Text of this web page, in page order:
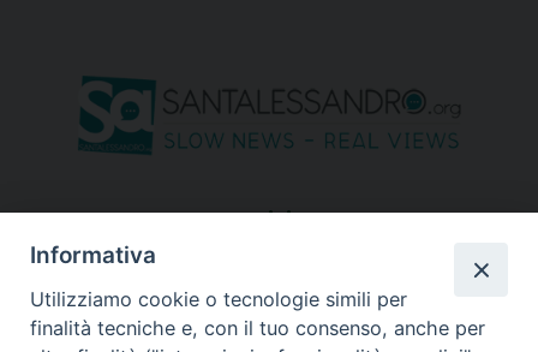
seguici su
Informativa
Utilizziamo cookie o tecnologie simili per
finalità tecniche e, con il tuo consenso, anche per